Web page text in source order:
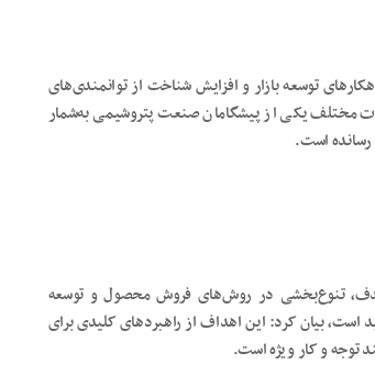
توسعه بازار و افزایش شناخت از توانمندی‌های
مختلف یکی از پیشگامان صنعت پتروشیمی به‌شمار
رسانده است.
هدف، تنوع‌بخشی در روش‌های فروش محصول و توسعه
بیان کرد: این اهداف از راهبردهای کلیدی برای
توجه و کار ویژه است.